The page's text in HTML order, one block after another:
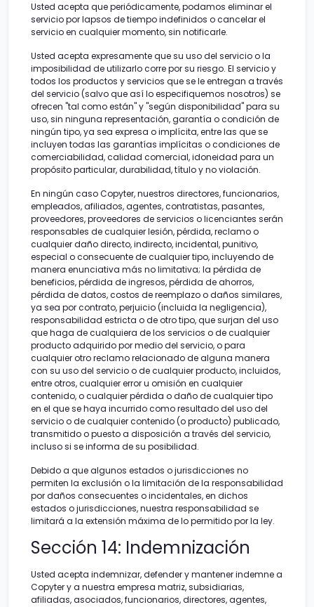
Usted acepta que periódicamente, podamos eliminar el
servicio por lapsos de tiempo indefinidos o cancelar el
servicio en cualquier momento, sin notificarle.
Usted acepta expresamente que su uso del servicio o la
imposibilidad de utilizarlo corre por su riesgo. El servicio y
todos los productos y servicios que se le entregan a través
del servicio (salvo que así lo especifiquemos nosotros) se
ofrecen "tal como están" y "según disponibilidad" para su
uso, sin ninguna representación, garantía o condición de
ningún tipo, ya sea expresa o implícita, entre las que se
incluyen todas las garantías implícitas o condiciones de
comerciabilidad, calidad comercial, idoneidad para un
propósito particular, durabilidad, título y no violación.
En ningún caso Copyter, nuestros directores, funcionarios,
empleados, afiliados, agentes, contratistas, pasantes,
proveedores, proveedores de servicios o licenciantes serán
responsables de cualquier lesión, pérdida, reclamo o
cualquier daño directo, indirecto, incidental, punitivo,
especial o consecuente de cualquier tipo, incluyendo de
manera enunciativa más no limitativa; la pérdida de
beneficios, pérdida de ingresos, pérdida de ahorros,
pérdida de datos, costos de reemplazo o daños similares,
ya sea por contrato, perjuicio (incluida la negligencia),
responsabilidad estricta o de otro tipo, que surjan del uso
que haga de cualquiera de los servicios o de cualquier
producto adquirido por medio del servicio, o para
cualquier otro reclamo relacionado de alguna manera
con su uso del servicio o de cualquier producto, incluidos,
entre otros, cualquier error u omisión en cualquier
contenido, o cualquier pérdida o daño de cualquier tipo
en el que se haya incurrido como resultado del uso del
servicio o de cualquier contenido (o producto) publicado,
transmitido o puesto a disposición a través del servicio,
incluso si se informa de su posibilidad.
Debido a que algunos estados o jurisdicciones no
permiten la exclusión o la limitación de la responsabilidad
por daños consecuentes o incidentales, en dichos
estados o jurisdicciones, nuestra responsabilidad se
limitará a la extensión máxima de lo permitido por la ley.
Sección 14: Indemnización
Usted acepta indemnizar, defender y mantener indemne a
Copyter y a nuestra empresa matriz, subsidiarias,
afiliadas, asociados, funcionarios, directores, agentes,